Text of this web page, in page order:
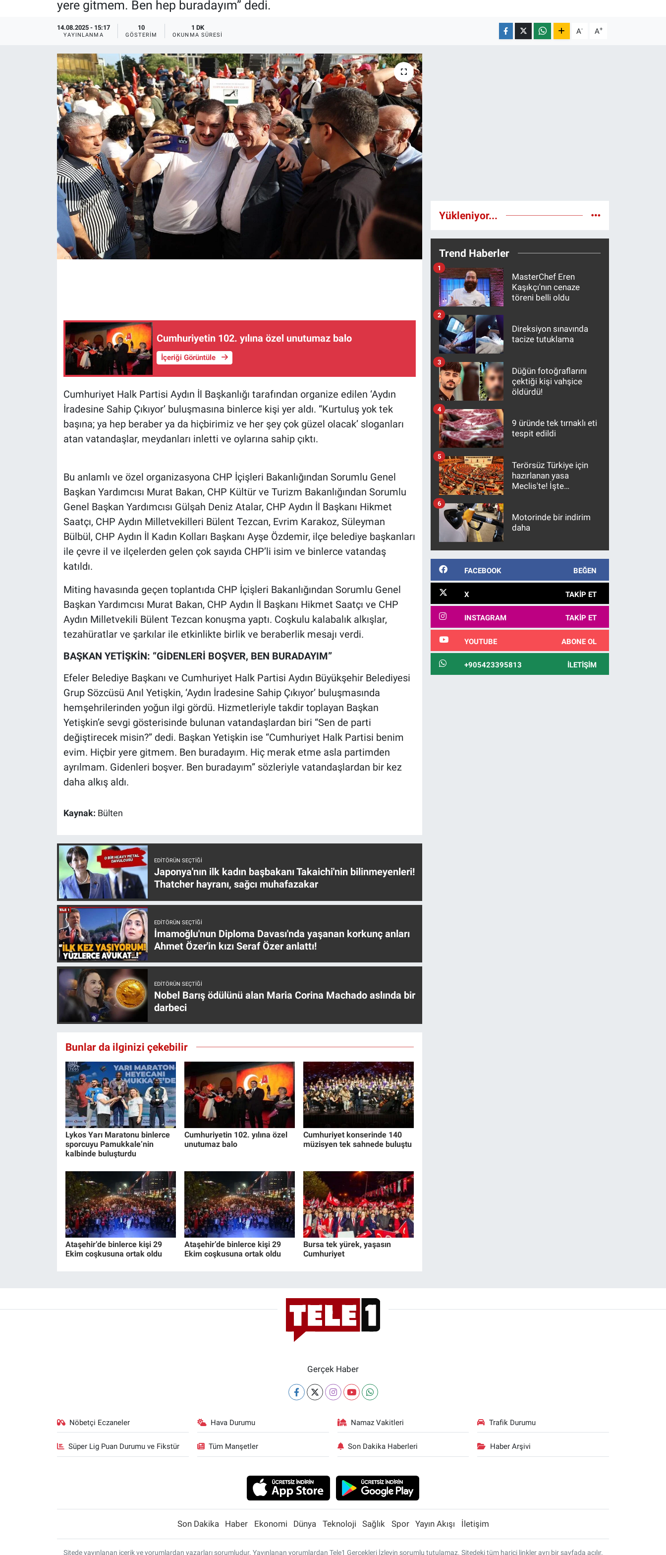
yere gitmem. Ben hep buradayım” dedi.
14.08.2025 - 15:17
YAYINLANMA
10
GÖSTERIM
1 DK
OKUNMA SÜRESI A- A+
Cumhuriyetin 102. yılına özel unutumaz balo
İçeriği Görüntüle
Cumhuriyet Halk Partisi Aydın İl Başkanlığı tarafından organize edilen ‘Aydın
İradesine Sahip Çıkıyor’ buluşmasına binlerce kişi yer aldı. “Kurtuluş yok tek
başına; ya hep beraber ya da hiçbirimiz ve her şey çok güzel olacak’ sloganları
atan vatandaşlar, meydanları inletti ve oylarına sahip çıktı.
Bu anlamlı ve özel organizasyona CHP İçişleri Bakanlığından Sorumlu Genel
Başkan Yardımcısı Murat Bakan, CHP Kültür ve Turizm Bakanlığından Sorumlu
Genel Başkan Yardımcısı Gülşah Deniz Atalar, CHP Aydın İl Başkanı Hikmet
Saatçı, CHP Aydın Milletvekilleri Bülent Tezcan, Evrim Karakoz, Süleyman
Bülbül, CHP Aydın İl Kadın Kolları Başkanı Ayşe Özdemir, ilçe belediye başkanları
ile çevre il ve ilçelerden gelen çok sayıda CHP’li isim ve binlerce vatandaş
katıldı.
Miting havasında geçen toplantıda CHP İçişleri Bakanlığından Sorumlu Genel
Başkan Yardımcısı Murat Bakan, CHP Aydın İl Başkanı Hikmet Saatçı ve CHP
Aydın Milletvekili Bülent Tezcan konuşma yaptı. Coşkulu kalabalık alkışlar,
tezahüratlar ve şarkılar ile etkinlikte birlik ve beraberlik mesajı verdi.
BAŞKAN YETİŞKİN: “GİDENLERİ BOŞVER, BEN BURADAYIM”
Efeler Belediye Başkanı ve Cumhuriyet Halk Partisi Aydın Büyükşehir Belediyesi
Grup Sözcüsü Anıl Yetişkin, ‘Aydın İradesine Sahip Çıkıyor’ buluşmasında
hemşehrilerinden yoğun ilgi gördü. Hizmetleriyle takdir toplayan Başkan
Yetişkin’e sevgi gösterisinde bulunan vatandaşlardan biri “Sen de parti
değiştirecek misin?” dedi. Başkan Yetişkin ise “Cumhuriyet Halk Partisi benim
evim. Hiçbir yere gitmem. Ben buradayım. Hiç merak etme asla partimden
ayrılmam. Gidenleri boşver. Ben buradayım” sözleriyle vatandaşlardan bir kez
daha alkış aldı.
Kaynak: Bülten
EDITÖRÜN SEÇTIĞI
Japonya'nın ilk kadın başbakanı Takaichi'nin bilinmeyenleri!
Thatcher hayranı, sağcı muhafazakar
EDITÖRÜN SEÇTIĞI
İmamoğlu'nun Diploma Davası'nda yaşanan korkunç anları
Ahmet Özer'in kızı Seraf Özer anlattı!
EDITÖRÜN SEÇTIĞI
Nobel Barış ödülünü alan Maria Corina Machado aslında bir
darbeci
Bunlar da ilginizi çekebilir
Lykos Yarı Maratonu binlerce
sporcuyu Pamukkale’nin
kalbinde buluşturdu
Cumhuriyetin 102. yılına özel
unutumaz balo
Cumhuriyet konserinde 140
müzisyen tek sahnede buluştu
Ataşehir’de binlerce kişi 29
Ekim coşkusuna ortak oldu
Ataşehir’de binlerce kişi 29
Ekim coşkusuna ortak oldu
Bursa tek yürek, yaşasın
Cumhuriyet
Yükleniyor...
Trend Haberler
MasterChef Eren
Kaşıkçı'nın cenaze
töreni belli oldu
1
Direksiyon sınavında
tacize tutuklama
2
Düğün fotoğraflarını
çektiği kişi vahşice
öldürdü!
3
9 üründe tek tırnaklı eti
tespit edildi
4
Terörsüz Türkiye için
hazırlanan yasa
Meclis'te! İşte
5
Motorinde bir indirim
daha
6
FACEBOOK BEĞEN
X TAKIP ET
INSTAGRAM TAKIP ET
YOUTUBE ABONE OL
+905423395813 İLETIŞIM
Gerçek Haber
Nöbetçi Eczaneler Hava Durumu Namaz Vakitleri Trafik Durumu
Süper Lig Puan Durumu ve Fikstür Tüm Manşetler Son Dakika Haberleri Haber Arşivi
Son Dakika Haber Ekonomi Dünya Teknoloji Sağlık Spor Yayın Akışı İletişim
Sitede yayınlanan içerik ve yorumlardan yazarları sorumludur. Yayınlanan yorumlardan Tele1 Gerçekleri İzleyin sorumlu tutulamaz. Sitedeki tüm harici linkler ayrı bir sayfada açılır.
Eğlence
Ekonomi
Gerçeğin İzinde
Gün Başlıyor
Gün Bitiyor
Gün Ortası
Gündem Özel
Kültür Sanat
Ne demişti
Programlar
Türkiye'nin Geleceği
Türkiye'nin Gündemi
Yerel Gündem
Yerel Yaşam